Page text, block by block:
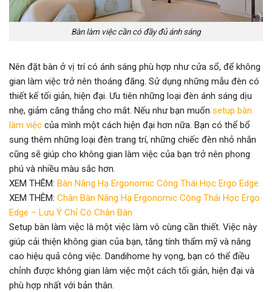
Bàn làm việc cần có đầy đủ ánh sáng
Nên đặt bàn ở vị trí có ánh sáng phù hợp như cửa sổ, để không
gian làm việc trở nên thoáng đãng. Sử dụng những mẫu đèn có
thiết kế tối giản, hiện đại. Ưu tiên những loại đèn ánh sáng dịu
nhẹ, giảm căng thẳng cho mắt. Nếu như bạn muốn setup bàn
làm việc của mình một cách hiện đại hơn nữa. Bạn có thể bổ
sung thêm những loại đèn trang trí, những chiếc đèn nhỏ nhắn
cũng sẽ giúp cho không gian làm việc của bạn trở nên phong
phú và nhiều màu sắc hơn.
XEM THÊM: Bàn Nâng Hạ Ergonomic Công Thái Học Ergo Edge
XEM THÊM: Chân Bàn Nâng Hạ Ergonomic Công Thái Học Ergo
Edge – Lưu Ý Chỉ Có Chân Bàn
Setup bàn làm việc là một việc làm vô cùng cần thiết. Việc này
giúp cải thiện không gian của bạn, tăng tính thẩm mỹ và nâng
cao hiệu quả công việc. Dandihome hy vọng, bạn có thể điều
chỉnh được không gian làm việc một cách tối giản, hiện đại và
phù hợp nhất với bản thân.